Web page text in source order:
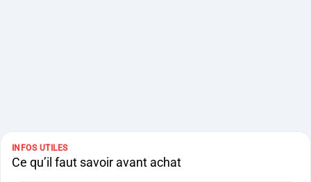
INFOS UTILES
Ce qu’il faut savoir avant achat